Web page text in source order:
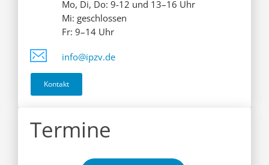
Mo, Di, Do: 9-12 und 13–16 Uhr
Mi: geschlossen
Fr: 9–14 Uhr
info@ipzv.de
Kontakt
Termine